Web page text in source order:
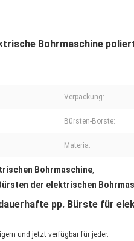
Bohrmaschine
Verpackung:
Bürsten-Borste:
Materia:
Bohrmaschine,
der elektrischen
pp. Bürste für
und jetzt verfügbar für jeder.